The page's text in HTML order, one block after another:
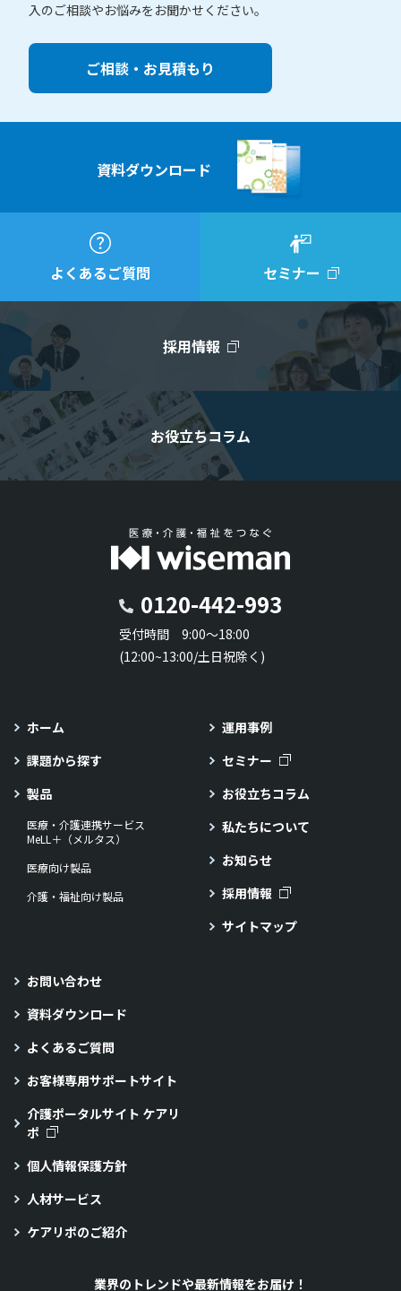
入のご相談やお悩みをお聞かせください。
ご相談・お見積もり
資料ダウンロード
よくあるご質問 セミナー
採用情報
お役立ちコラム
0120-442-993
受付時間 9:00～18:00
(12:00~13:00/土日祝除く)
ホーム
課題から探す
製品
医療・介護連携サービス
MeLL＋（メルタス）
医療向け製品
介護・福祉向け製品
運用事例
セミナー
お役立ちコラム
私たちについて
お知らせ
採用情報
サイトマップ
お問い合わせ
資料ダウンロード
よくあるご質問
お客様専用サポートサイト
介護ポータルサイト ケアリ
ポ
個人情報保護方針
人材サービス
ケアリポのご紹介
業界のトレンドや最新情報をお届け！